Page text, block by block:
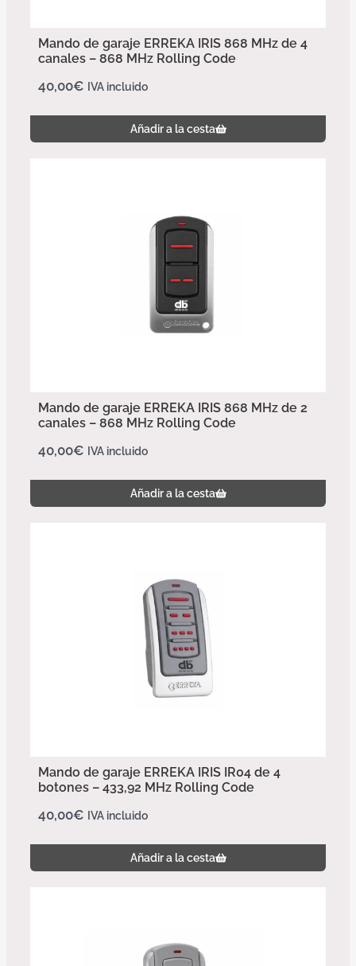
Mando de garaje ERREKA IRIS 868 MHz de 4
canales – 868 MHz Rolling Code
40,00€ IVA incluido
Añadir a la cesta
Mando de garaje ERREKA IRIS 868 MHz de 2
canales – 868 MHz Rolling Code
40,00€ IVA incluido
Añadir a la cesta
Mando de garaje ERREKA IRIS IR04 de 4
botones – 433,92 MHz Rolling Code
40,00€ IVA incluido
Añadir a la cesta